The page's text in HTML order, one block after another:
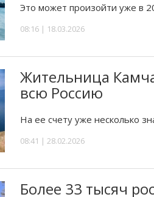
Это может произойти уже в
08:16 | 18.03.2026
Жительница
всю Россию
На ее счету уже несколько
08:41 | 28.02.2026
Более 33 тысяч